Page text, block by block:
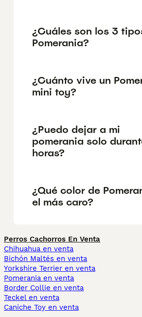
¿Cuáles son los 3
Pomerania?
¿Cuánto vive un
mini toy?
¿Puedo dejar a mi
pomerania solo
horas?
¿Qué color de
el más caro?
Perros Cachorros En Venta
Chihuahua en venta
Bichón Maltés en venta
Yorkshire Terrier en venta
Pomerania en venta
Border Collie en venta
Teckel en venta
Caniche Toy en venta